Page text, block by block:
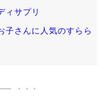
ィサプリ
子さんに人気のすらら